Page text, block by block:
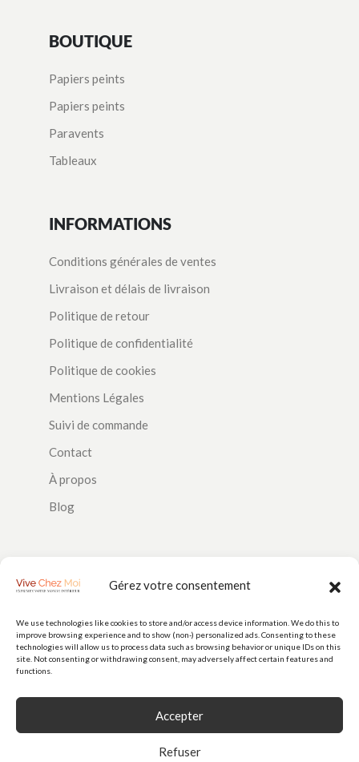
Gérez votre consentement
We use technologies like cookies to store and/or access device information. We do this to
improve browsing experience and to show (non-) personalized ads. Consenting to these
technologies will allow us to process data such as browsing behavior or unique IDs on this
site. Not consenting or withdrawing consent, may adversely affect certain features and
functions.
Accepter
Refuser
BOUTIQUE
Papiers peints
Papiers peints
Paravents
Tableaux
INFORMATIONS
Conditions générales de ventes
Livraison et délais de livraison
Politique de retour
Politique de confidentialité
Politique de cookies
Mentions Légales
Suivi de commande
Contact
À propos
Blog
PAIEMENTS